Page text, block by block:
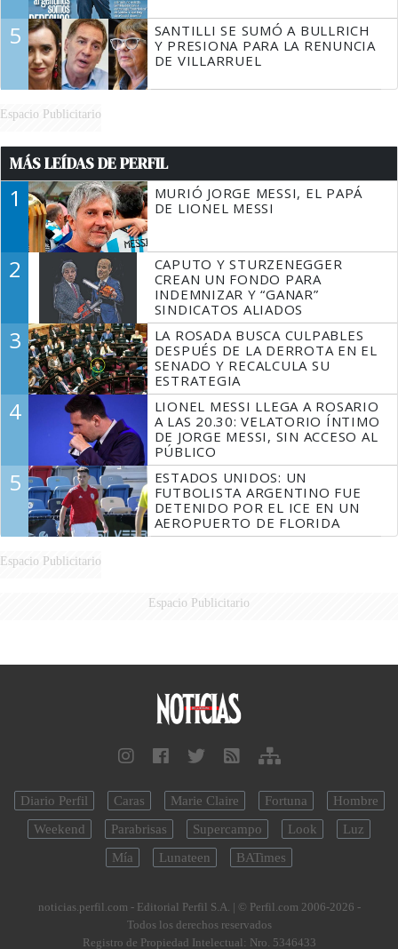
5
SANTILLI SE SUMÓ A BULLRICH
Y PRESIONA PARA LA RENUNCIA
DE VILLARRUEL
Espacio Publicitario
MÁS LEÍDAS DE PERFIL
1
MURIÓ JORGE MESSI, EL PAPÁ
DE LIONEL MESSI
2
CAPUTO Y STURZENEGGER
CREAN UN FONDO PARA
INDEMNIZAR Y “GANAR”
SINDICATOS ALIADOS
3
LA ROSADA BUSCA CULPABLES
DESPUÉS DE LA DERROTA EN EL
SENADO Y RECALCULA SU
ESTRATEGIA
4
LIONEL MESSI LLEGA A ROSARIO
A LAS 20.30: VELATORIO ÍNTIMO
DE JORGE MESSI, SIN ACCESO AL
PÚBLICO
5
ESTADOS UNIDOS: UN
FUTBOLISTA ARGENTINO FUE
DETENIDO POR EL ICE EN UN
AEROPUERTO DE FLORIDA
Espacio Publicitario
Espacio Publicitario
Diario Perfil Caras Marie Claire Fortuna
Hombre
Weekend
Parabrisas Supercampo Look
Luz
Mía
Lunateen BATimes
noticias.perfil.com - Editorial Perfil S.A. | © Perfil.com 2006-2026 -
Todos los derechos reservados
Registro de Propiedad Intelectual: Nro. 5346433